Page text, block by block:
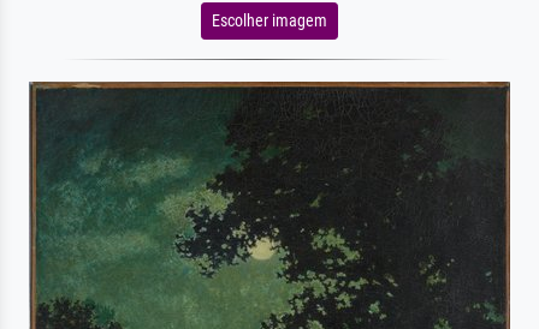
Escolher imagem